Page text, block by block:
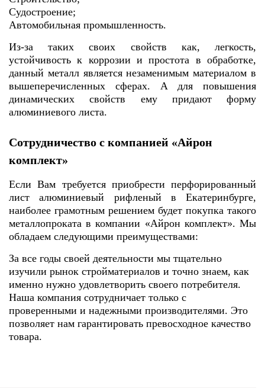
Судостроение;
Автомобильная промышленность.
Из-за таких своих свойств как, легкость,
устойчивость к коррозии и простота в обработке,
данный металл является незаменимым материалом в
вышеперечисленных сферах. А для повышения
динамических свойств ему придают форму
алюминиевого листа.
Сотрудничество с компанией «Айрон
комплект»
Если Вам требуется приобрести перфорированный
лист алюминиевый рифленый в Екатеринбурге,
наиболее грамотным решением будет покупка такого
металлопроката в компании «Айрон комплект». Мы
обладаем следующими преимуществами:
За все годы своей деятельности мы тщательно
изучили рынок стройматериалов и точно знаем, как
именно нужно удовлетворить своего потребителя.
Наша компания сотрудничает только с
проверенными и надежными производителями. Это
позволяет нам гарантировать превосходное качество
товара.